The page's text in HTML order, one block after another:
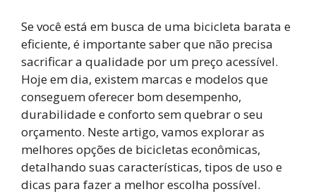
Se você está em busca de uma bicicleta barata e
eficiente, é importante saber que não precisa
sacrificar a qualidade por um preço acessível.
Hoje em dia, existem marcas e modelos que
conseguem oferecer bom desempenho,
durabilidade e conforto sem quebrar o seu
orçamento. Neste artigo, vamos explorar as
melhores opções de bicicletas econômicas,
detalhando suas características, tipos de uso e
dicas para fazer a melhor escolha possível.